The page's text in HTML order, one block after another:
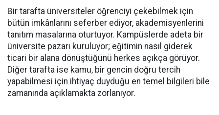
Bir tarafta üniversiteler öğrenciyi çekebilmek için
bütün imkânlarını seferber ediyor, akademisyenlerini
tanıtım masalarına oturtuyor. Kampüslerde adeta bir
üniversite pazarı kuruluyor; eğitimin nasıl giderek
ticari bir alana dönüştüğünü herkes açıkça görüyor.
Diğer tarafta ise kamu, bir gencin doğru tercih
yapabilmesi için ihtiyaç duyduğu en temel bilgileri bile
zamanında açıklamakta zorlanıyor.